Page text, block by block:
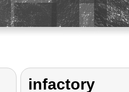
infactory